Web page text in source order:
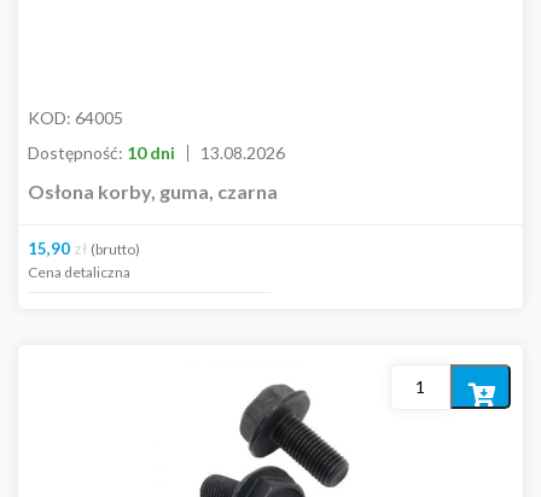
KOD: 64005
Dostępność: 10 dni 13.08.2026
Osłona korby, guma, czarna
15,90 zł (brutto)
Cena detaliczna
Dodaj